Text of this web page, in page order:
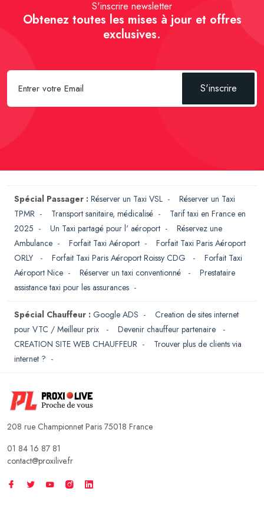
S'inscrire newsletter
Obtenez toutes les mises à jour et offres
exclusives.
S'inscrire
Spécial Passager : Réserver un Taxi VSL - Réserver un Taxi
TPMR - Transport sanitaire, médicalisé - Tarif taxi en France en
2025 - Un Taxi partagé pour l' aéroport - Réservez une
Ambulance - Forfait Taxi Aéroport - Forfait Taxi Paris Aéroport
ORLY
- Forfait Taxi Paris Aéroport Roissy CDG - Forfait Taxi
Aéroport Nice - Réserver un taxi conventionné - Prestataire
assistance taxi pour les assurances -
Spécial Chauffeur : Google ADS - Creation de sites internet
pour VTC / Meilleur prix
- Devenir chauffeur partenaire
-
CREATION SITE WEB CHAUFFEUR - Trouver plus de clients via
internet ? -
208 rue Championnet Paris 75018 France
01 84 16 87 81
contact@proxilive.fr